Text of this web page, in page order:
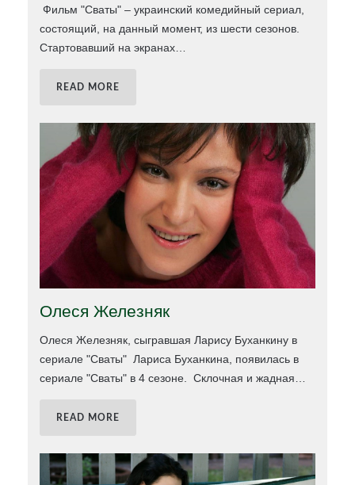
Фильм "Сваты" – украинский комедийный сериал,
состоящий, на данный момент, из шести сезонов.
Стартовавший на экранах
READ MORE
Олеся Железняк
Олеся Железняк, сыгравшая Ларису Буханкину в
сериале "Сваты" Лариса Буханкина, появилась в
сериале "Сваты" в 4 сезоне. Склочная и жадная
READ MORE